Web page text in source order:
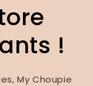
!
My Choupie